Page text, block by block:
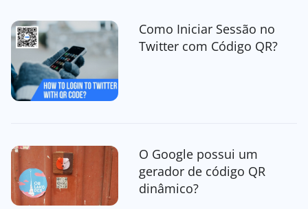
Como Iniciar Sessão no
Twitter com Código QR?
O Google possui um
gerador de código QR
dinâmico?